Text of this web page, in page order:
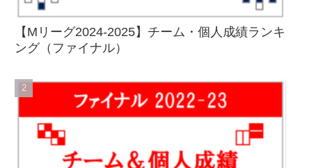
【Mリーグ2024-2025】チーム・個人成績ランキ
ング（ファイナル）